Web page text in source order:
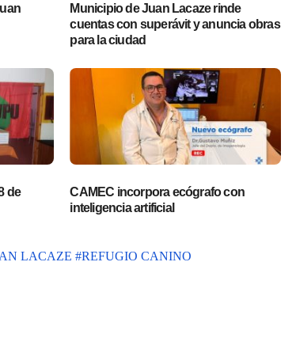
Municipio de Juan Lacaze rinde
cuentas con superávit y anuncia obras
para la ciudad
de
CAMEC incorpora ecógrafo con
inteligencia artificial
LACAZE #REFUGIO CANINO